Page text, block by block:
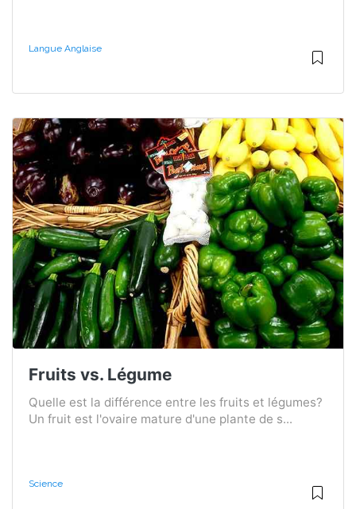
Langue Anglaise
Fruits vs. Légume
Quelle est la différence entre les fruits et légumes?
Un fruit est l'ovaire mature d'une plante de s...
Science